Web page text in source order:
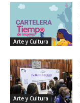
Arte y Cultura
Arte y Cultura